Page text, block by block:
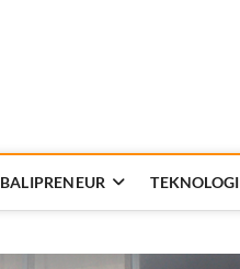
BALIPRENEUR TEKNOLOGI